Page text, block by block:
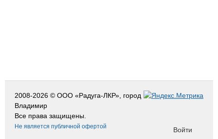
2008-2026 © ООО «Радуга-ЛКР», город
Владимир
Все права защищены.
Не является публичной офертой Войти